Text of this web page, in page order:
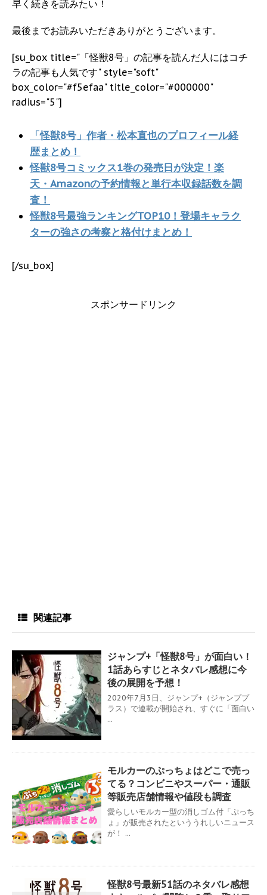
早く続きを読みたい！
最後までお読みいただきありがとうございます。
[su_box title="「怪獣8号」の記事を読んだ人にはコチ
ラの記事も人気です" style="soft"
box_color="#f5efaa" title_color="#000000"
radius="5"]
「怪獣8号」作者・松本直也のプロフィール経
歴まとめ！
怪獣8号コミックス1巻の発売日が決定！楽
天・Amazonの予約情報と単行本収録話数を調
査！
怪獣8号最強ランキングTOP10！登場キャラク
ターの強さの考察と格付けまとめ！
[/su_box]
スポンサードリンク
関連記事
ジャンプ+「怪獣8号」が面白い！
1話あらすじとネタバレ感想に今
後の展開を予想！
2020年7月3日、ジャンプ+（ジャンププ
ラス）で連載が開始され、すぐに「面白い
...
モルカーのぷっちょはどこで売っ
てる？コンビニやスーパー・通販
等販売店舗情報や値段も調査
愛らしいモルカー型の消しゴム付「ぷっち
ょ」が販売されたといううれしいニュース
が！ ...
怪獣8号最新51話のネタバレ感想